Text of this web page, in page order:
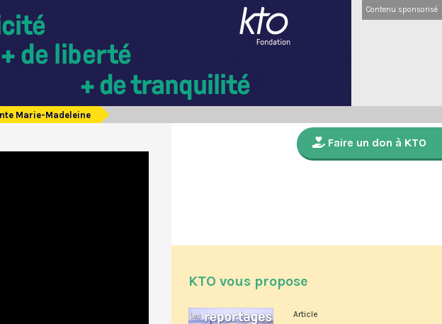
Contenu sponsorisé
Marie-Madeleine
Faire un don à KTO
KTO vous propose
Article